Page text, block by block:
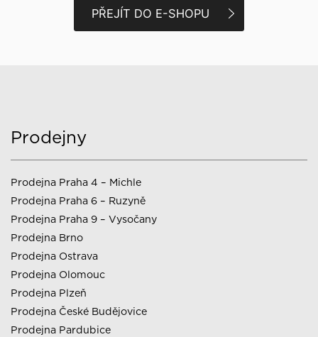
PŘEJÍT DO E-SHOPU
Prodejny
Prodejna Praha 4 – Michle
Prodejna Praha 6 – Ruzyně
Prodejna Praha 9 – Vysočany
Prodejna Brno
Prodejna Ostrava
Prodejna Olomouc
Prodejna Plzeň
Prodejna České Budějovice
Prodejna Pardubice